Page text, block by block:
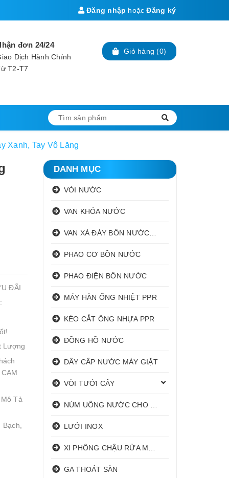
Đăng nhập hoặc Đăng ký
đơn 24/24
Dịch Hành Chính
T2-T7
Giỏ hàng (0)
Xanh, Tay Vô Lăng
ĐÃI
Lượng
Tả
DANH MỤC
VÒI NƯỚC
VAN KHÓA NƯỚC
PHAO CƠ BỒN NƯỚC
PHAO ĐIỆN BỒN NƯỚC
MÁY HÀN ỐNG NHIỆT PPR
KÉO CẮT ỐNG NHỰA PPR
ĐỒNG HỒ NƯỚC
DÂY CẤP NƯỚC MÁY GIẶT
VÒI TƯỚI CÂY
LƯỚI INOX
GA THOÁT SÀN